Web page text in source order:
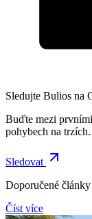
Sledujte Bulios na
Buďte mezi
pohybech na trzích.
Sledovat
Doporučené články
Číst více